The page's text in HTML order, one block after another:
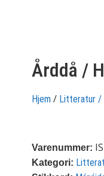
Årddå /
Hjem / Litteratur /
Varenummer:
Kategori: